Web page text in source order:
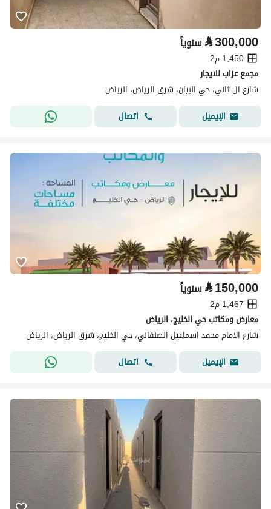
⃁300,000 سنوياً
1,450 م2
مجمع عزاب للايجار
شارع ال ثاني، حي البيان، شرق الرياض، الرياض
الإيميل
اتصال
⃁150,000 سنوياً
1,467 م2
معارض ومكاتب حي الخليج، الرياض
شارع الامام محمد اسماعيل الصنفاني، حي الخليج، شرق الرياض، الرياض
الإيميل
اتصال